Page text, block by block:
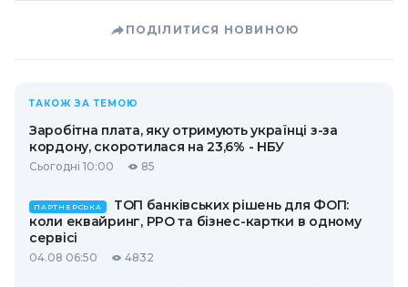
ПОДІЛИТИСЯ НОВИНОЮ
ТАКОЖ ЗА ТЕМОЮ
Заробітна плата, яку отримують українці з-за
кордону, скоротилася на 23,6% - НБУ
Сьогодні 10:00 85
ПАРТНЕРСЬКА
ТОП банківських рішень для ФОП:
коли еквайринг, РРО та бізнес-картки в одному
сервісі
04.08 06:50 4832